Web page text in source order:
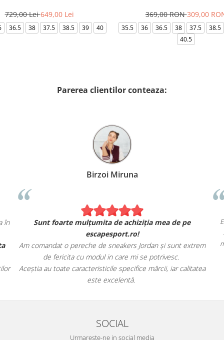
729,00 Lei649,00 Lei
36.5 38 37.5 38.5 39 40
369,00 RON309,00
35.5 36 36.5 38 37.5
38.5
40.5
Parerea clientilor conteaza:
în
Birzoi Miruna
Sunt foarte mulțumita de achiziția mea de pe
escapesport.ro!
Am comandat o pereche de sneakers Jordan și sunt extrem
de fericita cu modul in care mi se potrivesc.
Aceștia au toate caracteristicile specifice mărcii, iar calitatea
este excelentă.
SOCIAL
Urmareste-ne in social media